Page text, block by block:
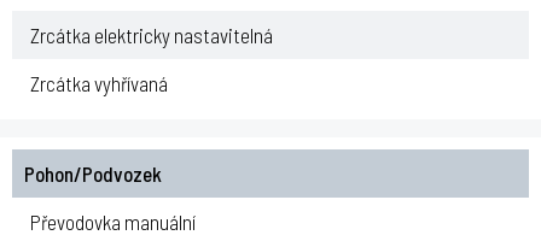
Zrcátka elektricky nastavitelná
Zrcátka vyhřívaná
Pohon/Podvozek
Převodovka manuální